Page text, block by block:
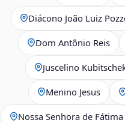
Diácono João Luiz
Dom Antônio Reis
Juscelino
Menino Jesus
Nossa Senhora de Fátima